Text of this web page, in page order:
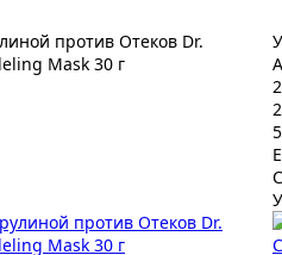
против Отеков Dr.
Mask 30 г
2